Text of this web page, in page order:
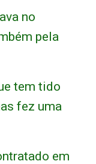
no
pela
tem tido
fez uma
em